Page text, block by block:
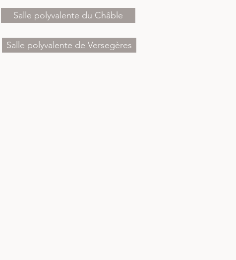
Salle polyvalente du Châble
Salle polyvalente de Versegères